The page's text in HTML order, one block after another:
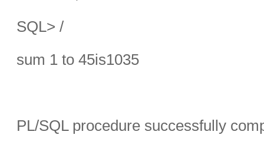
SQL> /
sum 1 to 45is1035
PL/SQL procedure successfully